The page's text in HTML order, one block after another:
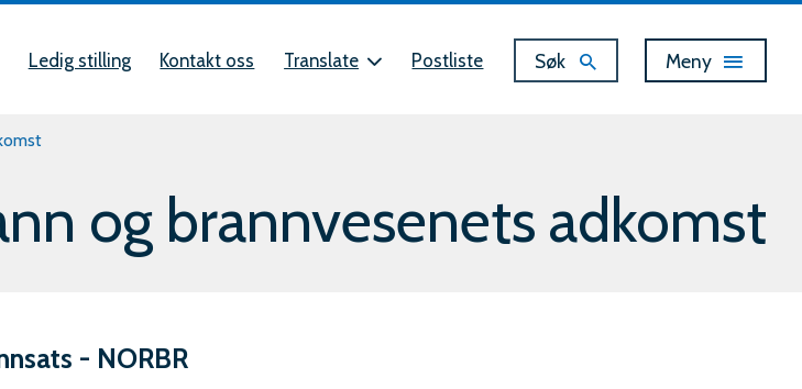
Ledig stilling Kontakt oss Translate Postliste Søk Vis
Meny
og brannvesenets adkomst
- NORBR